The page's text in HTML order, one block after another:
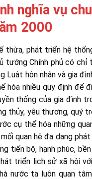
nghĩa vụ
2000
thừa, phát triển hệ
tướng Chính phủ có chỉ
Luật hôn nhân và gia
hóa nhiều quy định để
thống của gia đình
thủy, yêu thương, quý
cụ thể hóa những
quan hệ đa dạng
tiến bộ, hạnh phúc,
triển lịch sử xã hội
nước ta luôn quan